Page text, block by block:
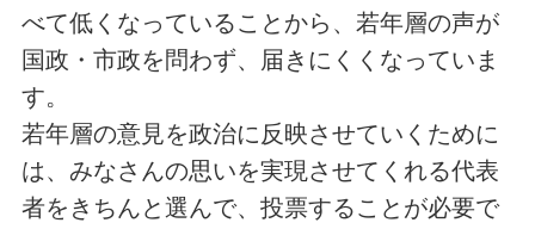
べて低くなっていることから、若年層の声が
国政・市政を問わず、届きにくくなっていま
す。
若年層の意見を政治に反映させていくために
は、みなさんの思いを実現させてくれる代表
者をきちんと選んで、投票することが必要で